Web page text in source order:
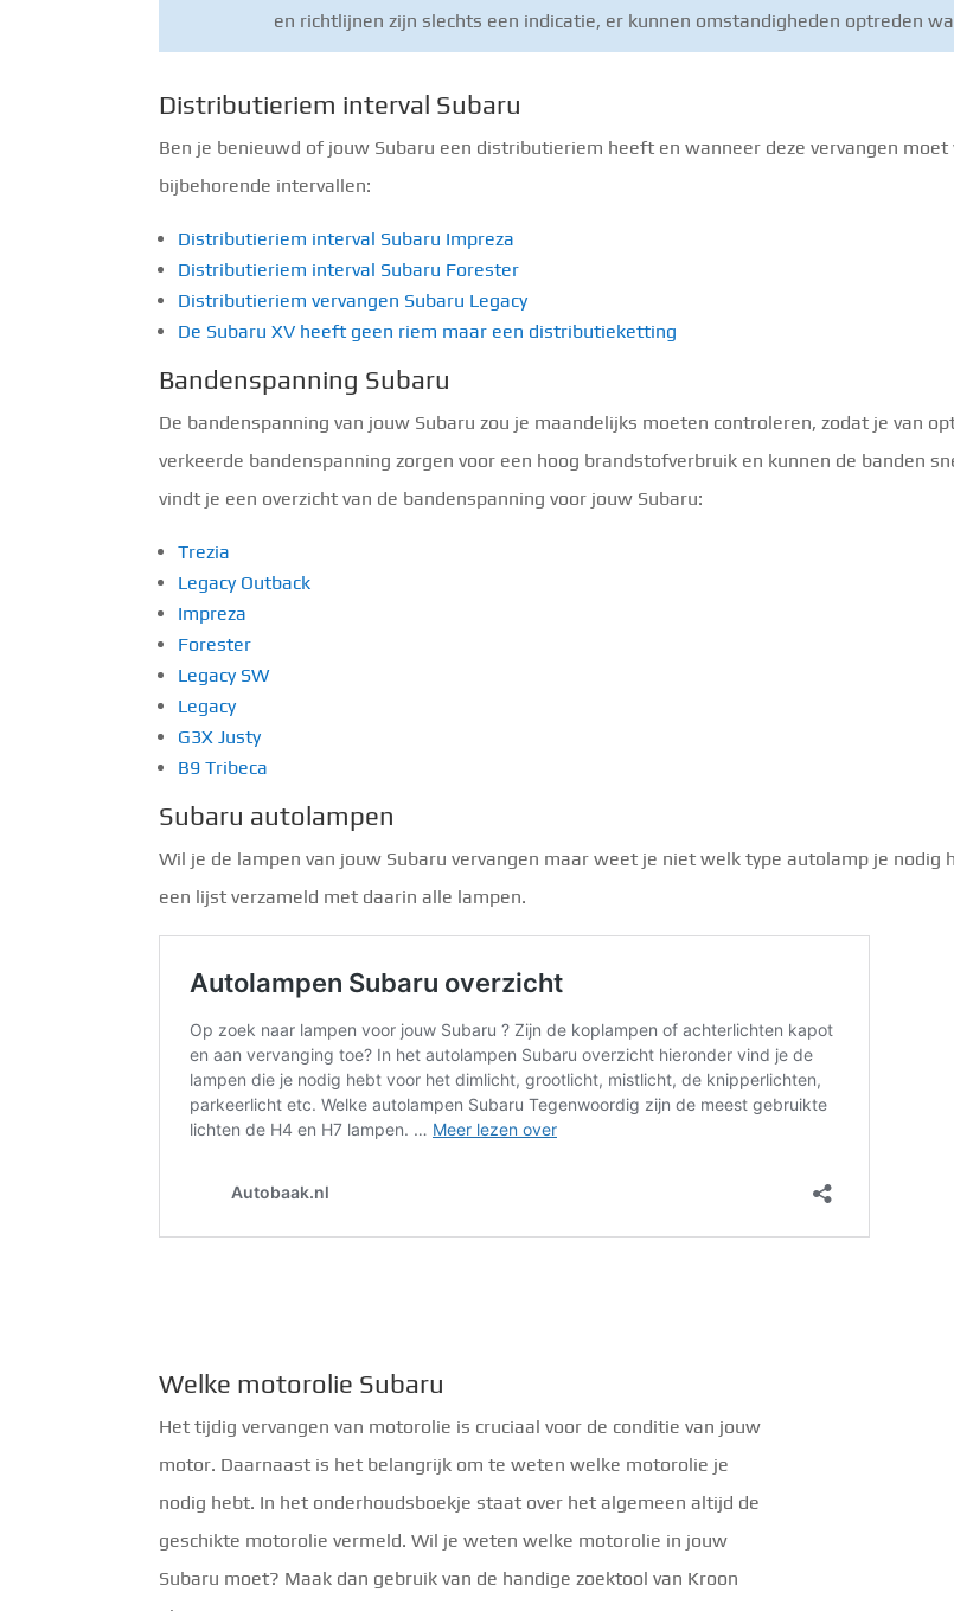
en richtlijnen zijn slechts een indicatie, er kunnen omstandigheden optreden
Distributieriem interval Subaru
Ben je benieuwd of jouw Subaru een distributieriem heeft en wanneer deze vervangen
bijbehorende intervallen:
Distributieriem interval Subaru Impreza
Distributieriem interval Subaru Forester
Distributieriem vervangen Subaru Legacy
De Subaru XV heeft geen riem maar een distributieketting
Bandenspanning Subaru
De bandenspanning van jouw Subaru zou je maandelijks moeten controleren, zodat je van
verkeerde bandenspanning zorgen voor een hoog brandstofverbruik en kunnen de banden
vindt je een overzicht van de bandenspanning voor jouw Subaru:
Trezia
Legacy Outback
Impreza
Forester
Legacy SW
Legacy
G3X Justy
B9 Tribeca
Subaru autolampen
Wil je de lampen van jouw Subaru vervangen maar weet je niet welk type autolamp je nodig
een lijst verzameld met daarin alle lampen.
Welke motorolie Subaru
Het tijdig vervangen van motorolie is cruciaal voor de conditie van jouw
motor. Daarnaast is het belangrijk om te weten welke motorolie je
nodig hebt. In het onderhoudsboekje staat over het algemeen altijd de
geschikte motorolie vermeld. Wil je weten welke motorolie in jouw
Subaru moet? Maak dan gebruik van de handige zoektool van Kroon